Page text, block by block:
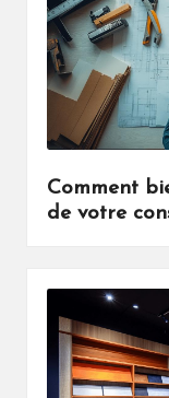
Comment
de votre